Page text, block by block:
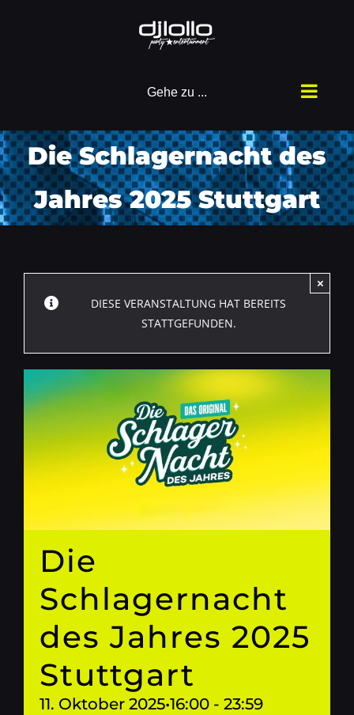
Gehe zu ...
Die Schlagernacht des
Jahres 2025 Stuttgart
DIESE VERANSTALTUNG HAT BEREITS
STATTGEFUNDEN.
×
Die
Schlagernacht
des Jahres 2025
Stuttgart
11. Oktober 2025•16:00 - 23:59